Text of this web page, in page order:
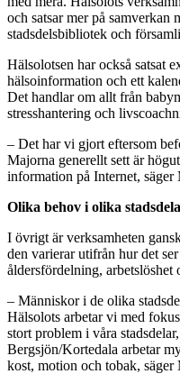
och satsar mer på
stadsdelsbibliotek och
Hälsolotsen har också satsat
hälsoinformation och ett
Det handlar om allt från
stresshantering och
– Det har vi gjort eftersom
Majorna generellt sett är
information på Internet, säger
Olika behov i olika
I övrigt är verksamheten
den varierar utifrån hur det
åldersfördelning, arbetslöshet
– Människor i de olika
Hälsolots arbetar vi med
stort problem i våra
Bergsjön/Kortedala arbetar
kost, motion och tobak, säger